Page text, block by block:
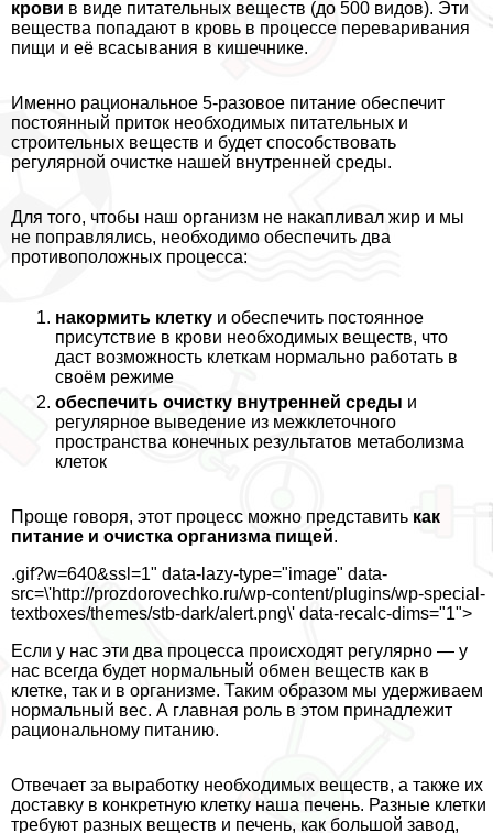
крови в виде питательных веществ (до 500 видов). Эти
вещества попадают в кровь в процессе переваривания
пищи и её всасывания в кишечнике.
Именно рациональное 5-разовое питание обеспечит
постоянный приток необходимых питательных и
строительных веществ и будет способствовать
регулярной очистке нашей внутренней среды.
Для того, чтобы наш организм не накапливал жир и мы
не поправлялись, необходимо обеспечить два
противоположных процесса:
накормить клетку и обеспечить постоянное
присутствие в крови необходимых веществ, что
даст возможность клеткам нормально работать в
своём режиме
обеспечить очистку внутренней среды и
регулярное выведение из межклеточного
прострaнcтва конечных результатов метаболизма
клеток
Проще говоря, этот процесс можно представить как
питание и очистка организма пищей.
.gif?w=640&ssl=1" data-lazy-type="image" data-
src=\'http://prozdorovechko.ru/wp-content/plugins/wp-special-
textboxes/themes/stb-dark/alert.png\' data-recalc-dims="1">
Если у нас эти два процесса происходят регулярно — у
нас всегда будет нормальный обмен веществ как в
клетке, так и в организме. Таким образом мы удерживаем
нормальный вес. А главная роль в этом принадлежит
рациональному питанию.
Отвечает за выработку необходимых веществ, а также их
доставку в конкретную клетку наша печень. Разные клетки
требуют разных веществ и печень, как большой завод,